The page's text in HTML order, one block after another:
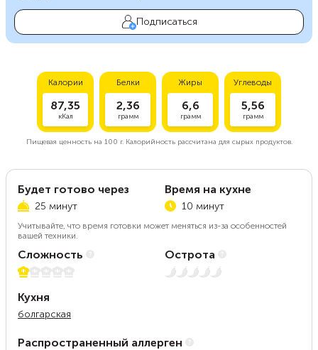
Подписаться
Калории
87,35
кКал
Белки
2,36
грамм
Жиры
6,6
грамм
Углеводы
5,56
грамм
Пищевая ценность на 100 г.Калорийность рассчитана для сырых продуктов.
Будет готово через
25 минут
Время на кухне
10 минут
Учитывайте, что время готовки может меняться из-за особенностей
вашей техники.
Сложность
1 из 5
Острота
Нет остроты
Кухня
болгарская
Распространенный аллерген